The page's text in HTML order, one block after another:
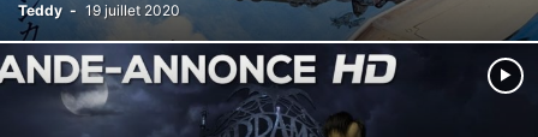
Teddy - 19 juillet 2020